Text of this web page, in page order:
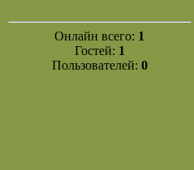
Онлайн всего: 1
Гостей: 1
Пользователей: 0